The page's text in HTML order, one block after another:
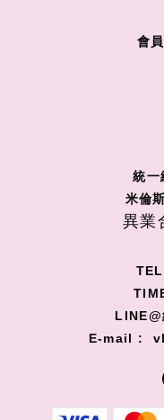
會
統
米倫
異業
E-mail :